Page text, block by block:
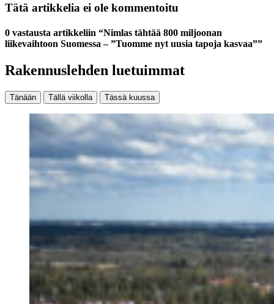
Tätä artikkelia ei ole kommentoitu
0 vastausta artikkeliin “Nimlas tähtää 800 miljoonan
liikevaihtoon Suomessa – ”Tuomme nyt uusia tapoja kasvaa””
Rakennuslehden luetuimmat
Tänään Tällä viikolla Tässä kuussa